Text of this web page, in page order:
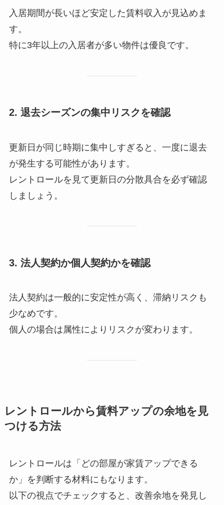
入居期間が長いほど安定した賃料収入が見込めま
す。
特に3年以上の入居者が多い物件は優良です。
2. 退去シーズンの集中リスクを確認
更新日が同じ時期に集中しすぎると、一度に退去
が発生する可能性があります。
レントロールを見て更新日の分散具合を必ず確認
しましょう。
3. 法人契約か個人契約かを確認
法人契約は一般的に安定性が高く、滞納リスクも
少なめです。
個人の場合は属性によりリスクが変わります。
レントロールから賃料アップの余地を見
つける方法
レントロールは「どの部屋が家賃アップできる
か」を判断する材料にもなります。
以下の視点でチェックすると、改善余地を発見し